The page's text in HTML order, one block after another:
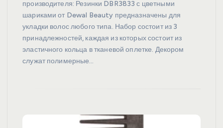
производителя: Резинки DBR3833 с цветными
шариками от Dewal Beauty предназначены для
укладки волос любого типа. Набор состоит из 3
принадлежностей, каждая из которых состоит из
эластичного кольца в тканевой оплетке. Декором
служат полимерные…